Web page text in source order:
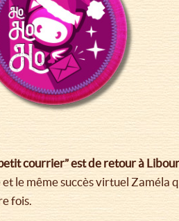
courrier” est de retour à
et le même succès virtuel
fois.